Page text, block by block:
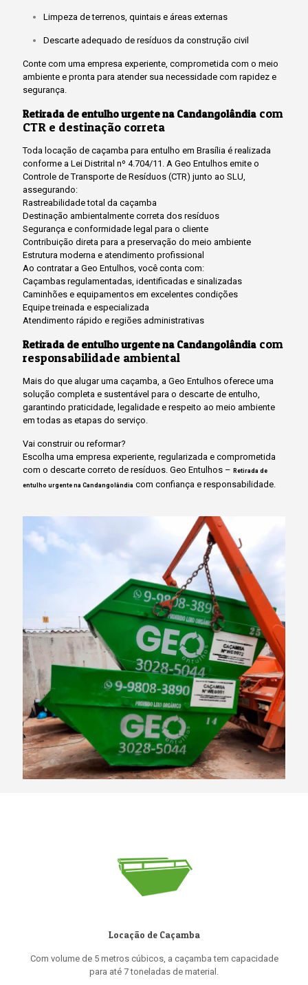
Limpeza de terrenos, quintais e áreas externas
Descarte adequado de resíduos da construção civil
Conte com uma empresa experiente, comprometida com o meio
ambiente e pronta para atender sua necessidade com rapidez e
segurança.
Retirada de entulho urgente na Candangolândia com
CTR e destinação correta
Toda locação de caçamba para entulho em Brasília é realizada
conforme a Lei Distrital nº 4.704/11. A Geo Entulhos emite o
Controle de Transporte de Resíduos (CTR) junto ao SLU,
assegurando:
Rastreabilidade total da caçamba
Destinação ambientalmente correta dos resíduos
Segurança e conformidade legal para o cliente
Contribuição direta para a preservação do meio ambiente
Estrutura moderna e atendimento profissional
Ao contratar a Geo Entulhos, você conta com:
Caçambas regulamentadas, identificadas e sinalizadas
Caminhões e equipamentos em excelentes condições
Equipe treinada e especializada
Atendimento rápido e regiões administrativas
Retirada de entulho urgente na Candangolândia com
responsabilidade ambiental
Mais do que alugar uma caçamba, a Geo Entulhos oferece uma
solução completa e sustentável para o descarte de entulho,
garantindo praticidade, legalidade e respeito ao meio ambiente
em todas as etapas do serviço.
Vai construir ou reformar?
Escolha uma empresa experiente, regularizada e comprometida
com o descarte correto de resíduos. Geo Entulhos – Retirada de
entulho urgente na Candangolândia com confiança e responsabilidade.
Locação de Caçamba
Com volume de 5 metros cúbicos, a caçamba tem capacidade
para até 7 toneladas de material.